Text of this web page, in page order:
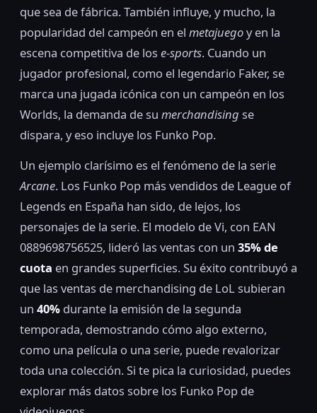
que sea de fábrica. También influye, y mucho, la
popularidad del campeón en el metajuegoy en la
escena competitiva de los e-sports. Cuando un
jugador profesional, como el legendario Faker, se
marca una jugada icónica con un campeón en los
Worlds, la demanda de su merchandising se
dispara, y eso incluye los Funko Pop.
Un ejemplo clarísimo es el fenómeno de la serie
Arcane. Los Funko Pop más vendidos de League of
Legends en España han sido, de lejos, los
personajes de la serie. El modelo de Vi, con EAN
0889698756525, lideró las ventas con un 35% de
cuota en grandes superficies. Su éxito contribuyó a
que las ventas de merchandising de LoL subieran
un 40% durante la emisión de la segunda
temporada, demostrando cómo algo externo,
como una película o una serie, puede revalorizar
toda una colección. Si te pica la curiosidad, puedes
explorar más datos sobre los Funko Pop de